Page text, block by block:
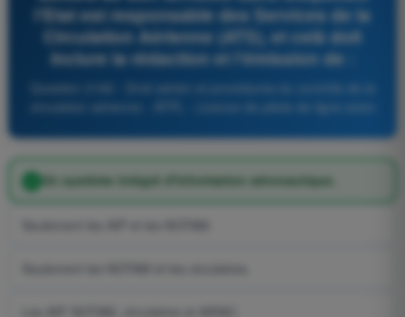
l'Etat est responsable des Services de la
Circulation Aérienne (ATS), et celà doit
inclure la rédaction et l'émission de :
Un système intégré d'information aéronautique.